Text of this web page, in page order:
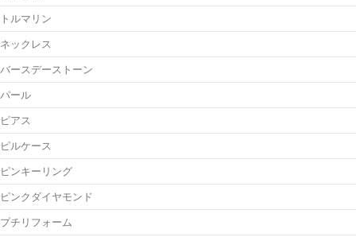
トルマリン
ネックレス
バースデーストーン
パール
ピアス
ピルケース
ピンキーリング
ピンクダイヤモンド
プチリフォーム